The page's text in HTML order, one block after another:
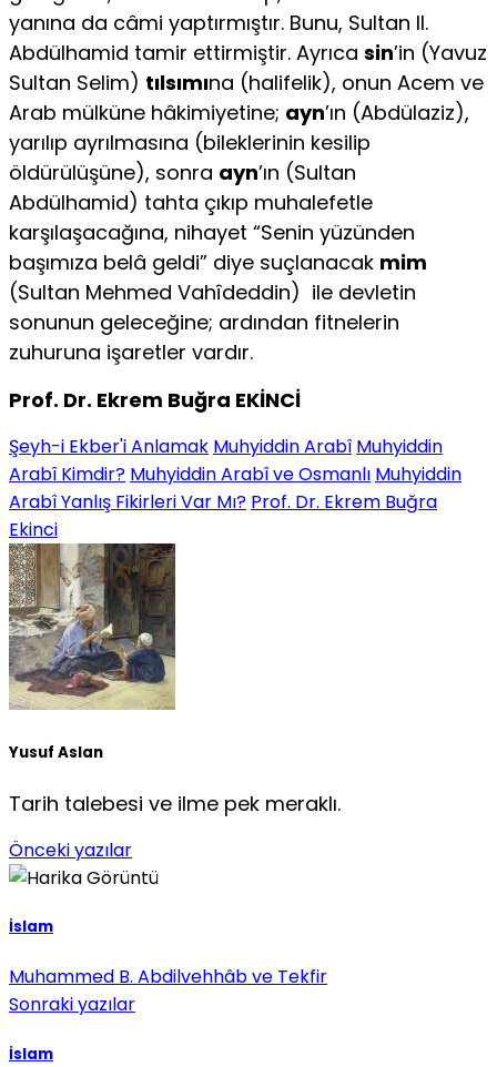
yanına da câmi yaptırmıştır. Bunu, Sultan II.
Abdülhamid tamir ettirmiştir. Ayrıca sin’in (Yavuz
Sultan Selim) tılsımına (halifelik), onun Acem ve
Arab mülküne hâkimiyetine; ayn’ın (Abdülaziz),
yarılıp ayrılmasına (bileklerinin kesilip
öldürülüşüne), sonra ayn’ın (Sultan
Abdülhamid) tahta çıkıp muhalefetle
karşılaşacağına, nihayet “Senin yüzünden
başımıza belâ geldi” diye suçlanacak mim
(Sultan Mehmed Vahîdeddin) ile devletin
sonunun geleceğine; ardından fitnelerin
zuhuruna işaretler vardır.
Prof. Dr. Ekrem Buğra EKİNCİ
Şeyh-i Ekber'i Anlamak Muhyiddin Arabî Muhyiddin
Arabî Kimdir? Muhyiddin Arabî ve Osmanlı Muhyiddin
Arabî Yanlış Fikirleri Var Mı? Prof. Dr. Ekrem Buğra
Ekinci
Yusuf Aslan
Tarih talebesi ve ilme pek meraklı.
Önceki yazılar
İslam
Muhammed B. Abdilvehhâb ve Tekfir
Sonraki yazılar
İslam